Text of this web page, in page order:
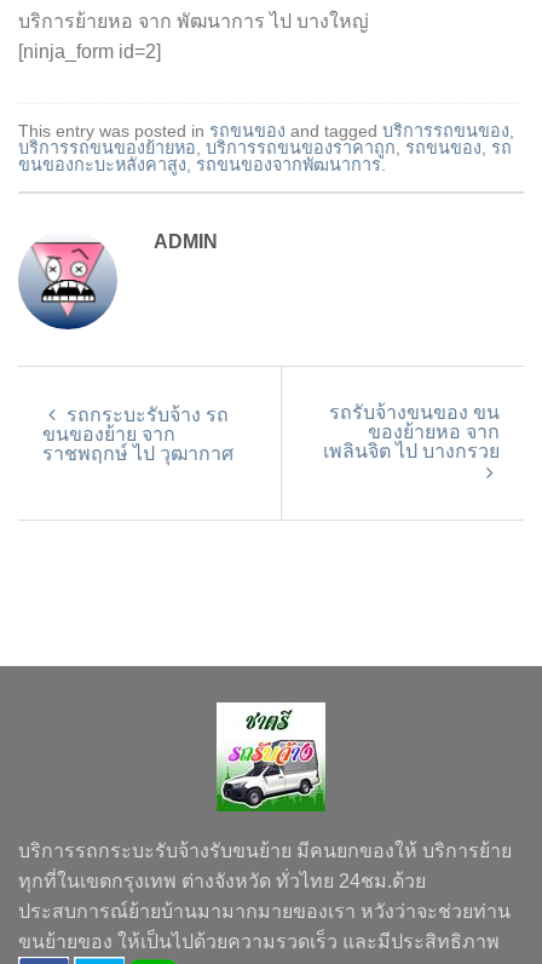
บริการย้ายหอ จาก พัฒนาการ ไป บางใหญ่
[ninja_form id=2]
This entry was posted in รถขนของ and tagged บริการรถขนของ,
บริการรถขนของย้ายหอ, บริการรถขนของราคาถูก, รถขนของ, รถ
ขนของกะบะหลังคาสูง, รถขนของจากพัฒนาการ.
ADMIN
รถกระบะรับจ้าง รถ
ขนของย้าย จาก
ราชพฤกษ์ ไป วุฒากาศ
รถรับจ้างขนของ ขน
ของย้ายหอ จาก
เพลินจิต ไป บางกรวย
บริการรถกระบะรับจ้างรับขนย้าย มีคนยกของให้ บริการย้าย
ทุกที่ในเขตกรุงเทพ ต่างจังหวัด ทั่วไทย 24ชม.ด้วย
ประสบการณ์ย้ายบ้านมามากมายของเรา หวังว่าจะช่วยท่าน
ขนย้ายของ ให้เป็นไปด้วยความรวดเร็ว และมีประสิทธิภาพ